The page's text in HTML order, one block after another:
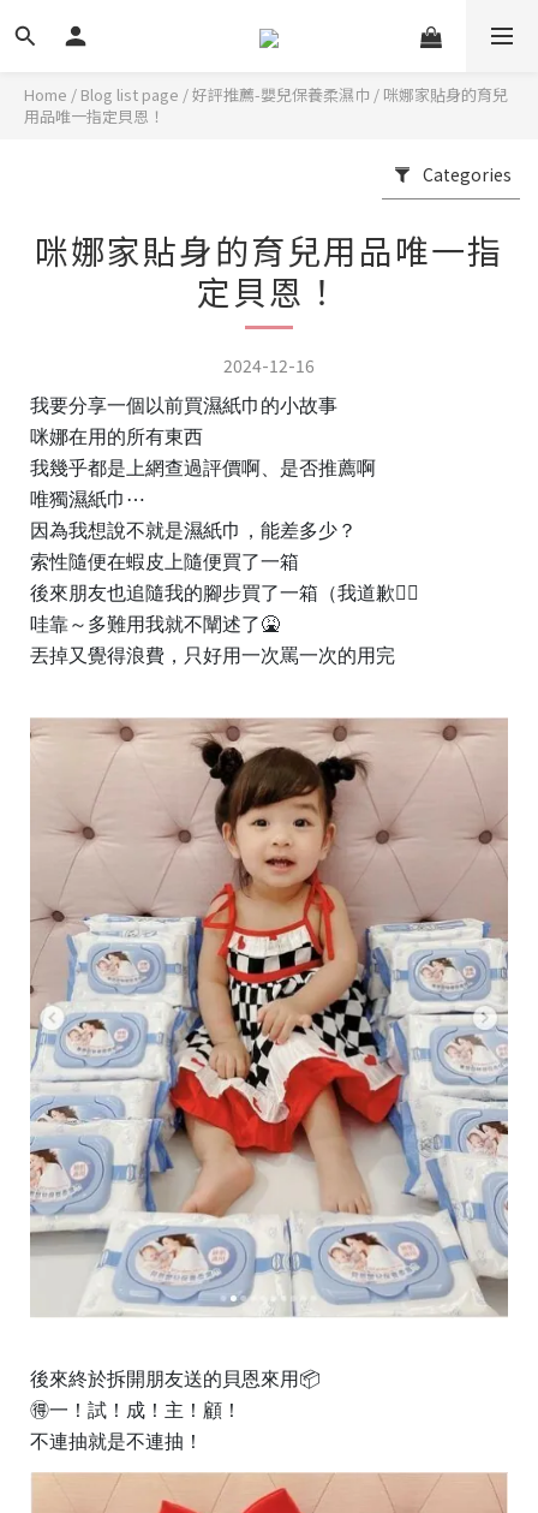
Home / Blog list page /好評推薦-嬰兒保養柔濕巾 / 咪娜家貼身的育兒
用品唯一指定貝恩！
Categories
咪娜家貼身的育兒用品唯一指
定貝恩！
2024-12-16
我要分享一個以前買濕紙巾的小故事
咪娜在用的所有東西
我幾乎都是上網查過評價啊、是否推薦啊
唯獨濕紙巾⋯
因為我想說不就是濕紙巾，能差多少？
索性隨便在蝦皮上隨便買了一箱
後來朋友也追隨我的腳步買了一箱（我道歉🧎‍♀️
哇靠～多難用我就不闡述了🤮
丟掉又覺得浪費，只好用一次罵一次的用完
後來終於拆開朋友送的貝恩來用📦
🉐️一！試！成！主！顧！
不連抽就是不連抽！